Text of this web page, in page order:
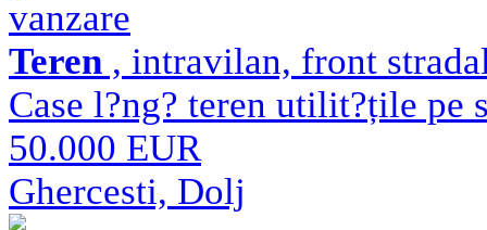
vanzare
Teren , intravilan, front
Case l?ng? teren utilit?țile pe
50.000 EUR
Ghercesti, Dolj